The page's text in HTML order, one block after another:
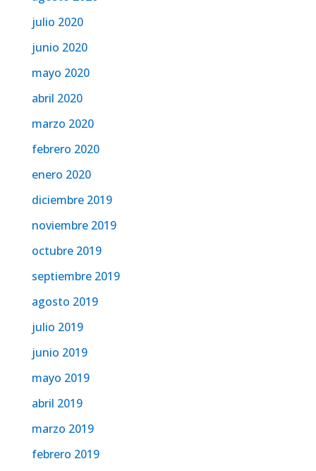
julio 2020
junio 2020
mayo 2020
abril 2020
marzo 2020
febrero 2020
enero 2020
diciembre 2019
noviembre 2019
octubre 2019
septiembre 2019
agosto 2019
julio 2019
junio 2019
mayo 2019
abril 2019
marzo 2019
febrero 2019